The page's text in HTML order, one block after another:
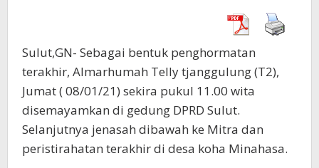
Sulut,GN- Sebagai bentuk penghormatan
terakhir, Almarhumah Telly tjanggulung (T2),
Jumat ( 08/01/21) sekira pukul 11.00 wita
disemayamkan di gedung DPRD Sulut.
Selanjutnya jenasah dibawah ke Mitra dan
peristirahatan terakhir di desa koha Minahasa.